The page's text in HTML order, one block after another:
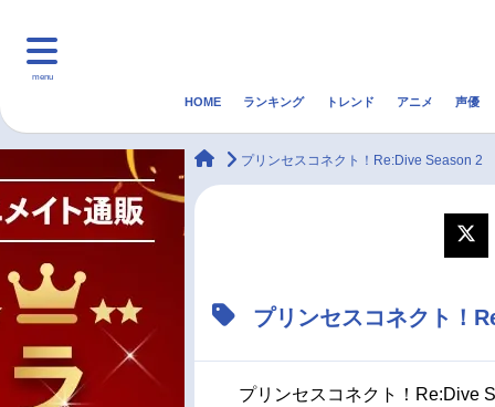
menu
マンガ・ラノベ 音楽
アニメ記事一覧
声優記事一覧
HOME ランキング トレンド アニメ 声優
animateTimes
プリンセスコネクト！Re:Dive Season 2
プリンセスコネクト！
プリンセスコネクト！Re:Dive